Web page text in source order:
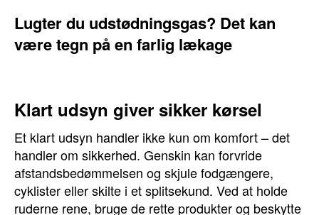
Lugter du udstødningsgas? Det kan
være tegn på en farlig lækage
Klart udsyn giver sikker kørsel
Et klart udsyn handler ikke kun om komfort – det
handler om sikkerhed. Genskin kan forvride
afstandsbedømmelsen og skjule fodgængere,
cyklister eller skilte i et splitsekund. Ved at holde
ruderne rene, bruge de rette produkter og beskytte